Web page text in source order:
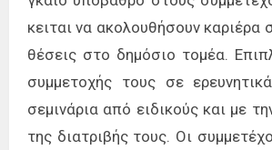
κει­ται να ακο­λου­θή­σουν κα­ριέ­ρα
θέ­σεις στο δη­μό­σιο το­μέα.
συμ­με­το­χής τους σε
σε­μι­νά­ρια από ει­δι­κούς και με
της δια­τρι­βής τους. Οι